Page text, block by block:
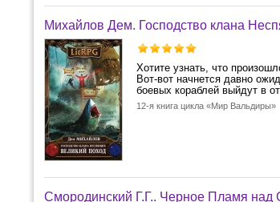
Михайлов Дем. Господство клана
Хотите узнать, что
Вот-вот начнется давно
боевых кораблей выйдут в
12-я книга цикла «Мир Вальдиры»
Смородинский Г.Г.. Черное Пламя над